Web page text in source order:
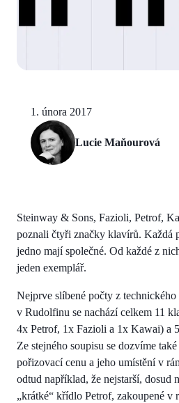
1. února 2017
Lucie Maňourová
Steinway & Sons, Fazioli, Petrof,
poznali čtyři značky klavírů. Každá
jedno mají společné. Od každé z
jeden exemplář.
Nejprve slíbené počty z technického
v Rudolfinu se nachází celkem 11
4x Petrof, 1x Fazioli a 1x Kawai) a
Ze stejného soupisu se dozvíme
pořizovací cenu a jeho umístění v
odtud například, že nejstarší, dosud
„krátké“ křídlo Petrof, zakoupené v